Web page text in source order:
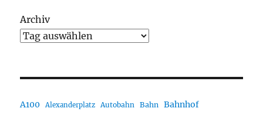
Archiv
A100 Alexanderplatz Autobahn Bahn Bahnhof